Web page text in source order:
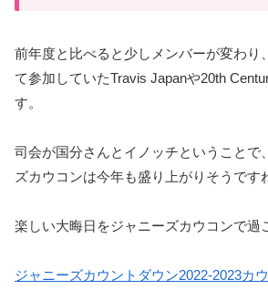
前年度と比べると少しメンバーが変わり
て参加していたTravis Japanや20th
す。
司会が国分さんとイノッチということで
ズカウコンは今年も盛り上がりそうです
楽しい大晦日をジャニーズカウコンで過
ジャニーズカウントダウン2022-2023カ